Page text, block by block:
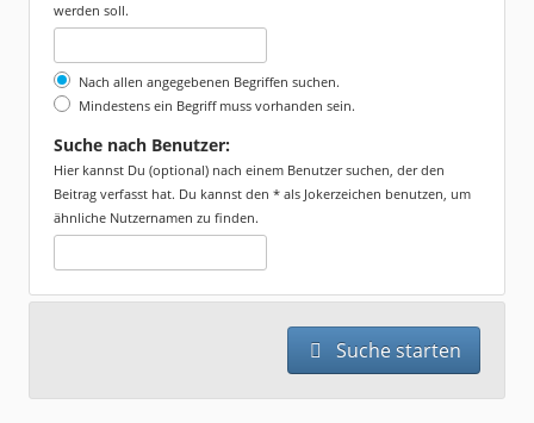
werden soll.
Nach allen angegebenen Begriffen suchen.
Mindestens ein Begriff muss vorhanden sein.
Suche nach Benutzer:
Hier kannst Du (optional) nach einem Benutzer suchen, der den
Beitrag verfasst hat. Du kannst den * als Jokerzeichen benutzen, um
ähnliche Nutzernamen zu finden.
Suche starten